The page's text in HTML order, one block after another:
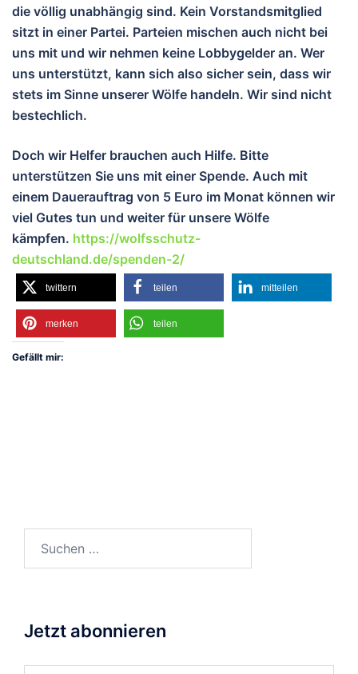
die völlig unabhängig sind. Kein Vorstandsmitglied
sitzt in einer Partei. Parteien mischen auch nicht bei
uns mit und wir nehmen keine Lobbygelder an. Wer
uns unterstützt, kann sich also sicher sein, dass wir
stets im Sinne unserer Wölfe handeln. Wir sind nicht
bestechlich.
Doch wir Helfer brauchen auch Hilfe. Bitte
unterstützen Sie uns mit einer Spende. Auch mit
einem Dauerauftrag von 5 Euro im Monat können wir
viel Gutes tun und weiter für unsere Wölfe
kämpfen. https://wolfsschutz-
deutschland.de/spenden-2/
twittern teilen mitteilen
merken teilen
Gefällt mir:
Jetzt abonnieren
Gib deine E-Mail-Adresse ein ...